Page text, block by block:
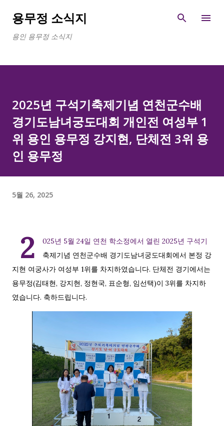
기본 콘텐츠로 건너뛰기
용무정 소식지
용인 용무정 소식지
2025년 구석기축제기념 연천군수배
경기도남녀궁도대회 개인전 여성부 1
위 용인 용무정 강지현, 단체전 3위 용
인 용무정
5월 26, 2025
2
025년 5월 24일 연천 학소정에서 열린 2025년 구석기
축제기념 연천군수배 경기도남녀궁도대회에서 본정 강
지현 여궁사가 여성부 1위를 차지하였습니다. 단체전 경기에서는
용무정(김태현, 강지현, 정현국, 표순형, 임선택)이 3위를 차지하
였습니다. 축하드립니다.